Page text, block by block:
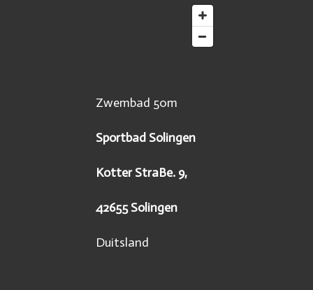
Zwembad 50m
Sportbad Solingen
Kotter StraBe. 9,
42655 Solingen
Duitsland